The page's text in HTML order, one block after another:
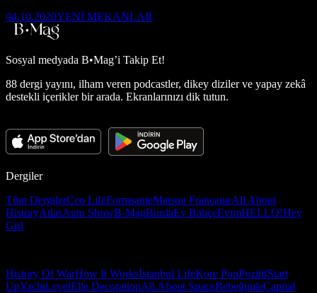
04.10.2020YENİ MEKANLAR
Sosyal medyada B•Mag’i Takip Et!
88 dergi yayını, ilham veren podcastler, dikey diziler ve yapay zekâ
destekli içerikler bir arada. Ekranlarınızı dik tutun.
Dergiler
Tüm DergilerCeo LifeFormsanteMaison FrançaiseAll About
HistoryAtlasAuto ShowB-MagBurdaEv BahçeEvimHELLO!Hey
Girl
History Of WarHow It Worksİstanbul LifeKore PopPozitifStart
UpYachtLevelElle DecorationAll About SpaceBebeğimleCapital